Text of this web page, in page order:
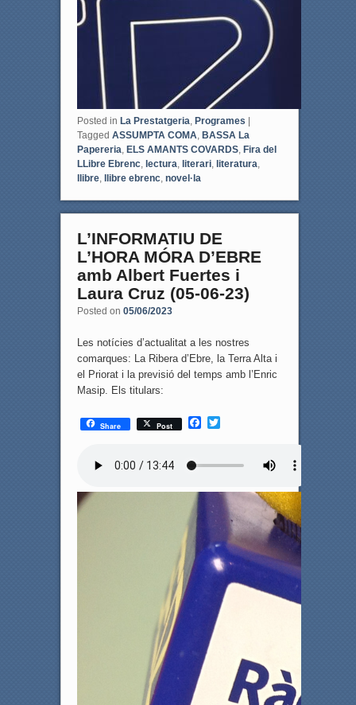
Posted in La Prestatgeria, Programes
Tagged ASSUMPTA COMA, BASSA La
Papereria, ELS AMANTS COVARDS, Fira del
LLibre Ebrenc, lectura, literari, literatura,
llibre, llibre ebrenc, novel·la
L’INFORMATIU DE
L’HORA MÓRA D’EBRE
amb Albert Fuertes i
Laura Cruz (05-06-23)
Posted on 05/06/2023
Les notícies d’actualitat a les nostres
comarques: La Ribera d’Ebre, la Terra Alta i
el Priorat i la previsió del temps amb l’Enric
Masip. Els titulars:
Share Post
F
T
r